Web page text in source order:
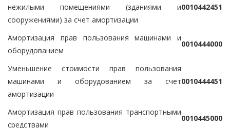
нежилыми помещениями (зданиями и
сооружениями) за счет амортизации
0010442451
Амортизация прав пользования машинами и
оборудованием
0010444000
Уменьшение стоимости прав пользования
машинами и оборудованием за счет
амортизации
0010444451
Амортизация прав пользования транспортными
средствами
0010445000